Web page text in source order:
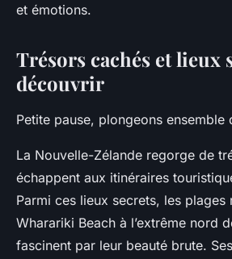
et émotions.
Trésors cachés et lieux
découvrir
Petite pause, plongeons ensemble
La Nouvelle-Zélande regorge de
échappent aux itinéraires
Parmi ces lieux secrets, les plages
Wharariki Beach à l’extrême nord
fascinent par leur beauté brute.